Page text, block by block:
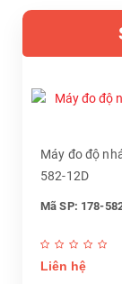
Máy đo độ
582-12D
Mã SP: 178-
Liên hệ